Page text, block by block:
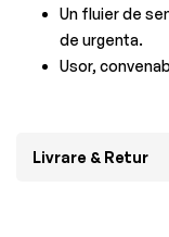
Un fluier de
de urgenta.
Usor,
Livrare & Retur